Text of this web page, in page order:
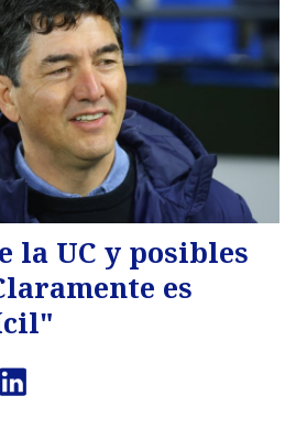
la UC y posibles
es